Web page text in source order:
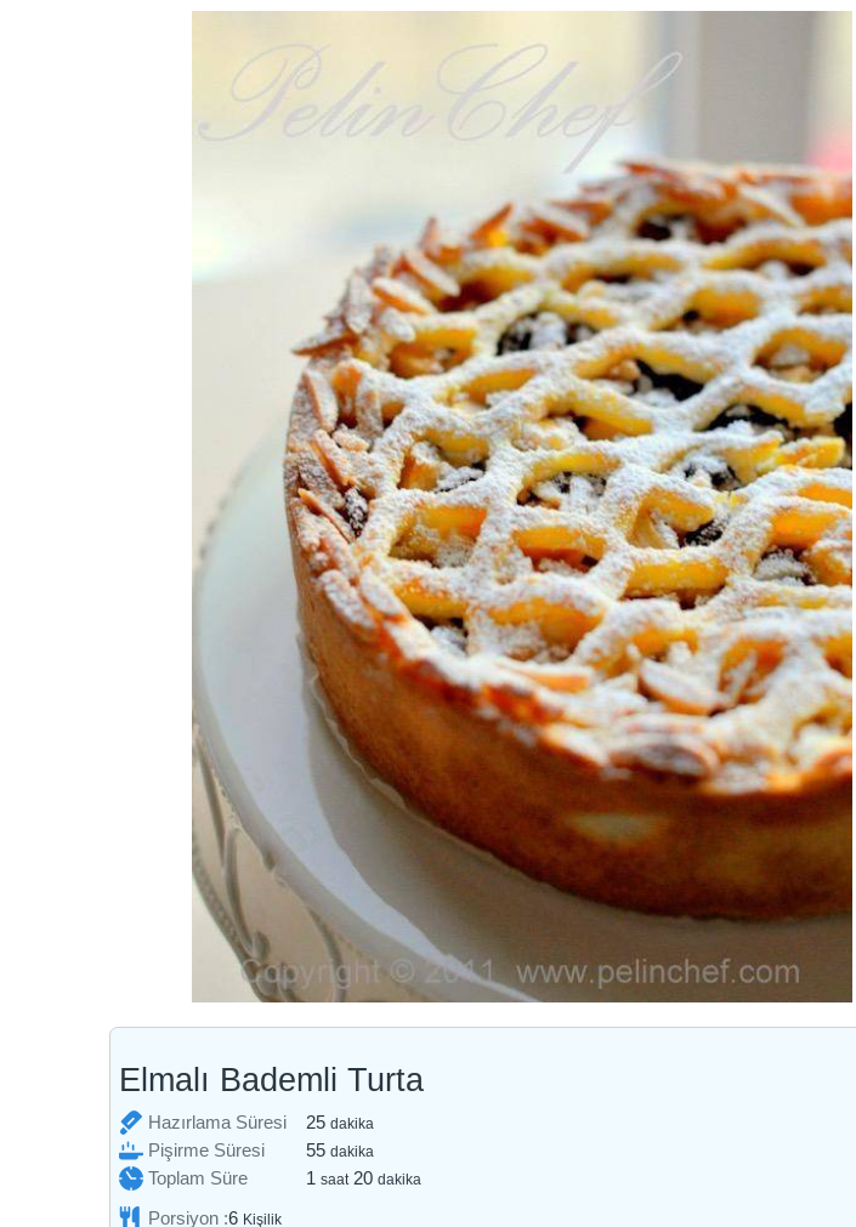
Elmalı Bademli Turta
Hazırlama Süresi 25dakika
dakika
Pişirme Süresi 55dakika
dakika
Toplam Süre 1 saat
saat 20dakika
dakika
Porsiyon :6 Kişilik